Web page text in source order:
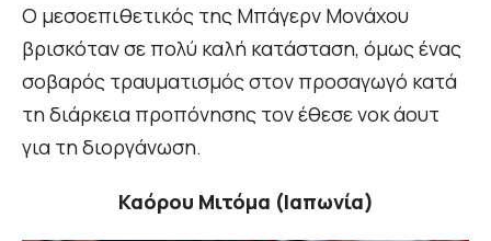
Ο μεσοεπιθετικός της Μπάγερν Μονάχου
βρισκόταν σε πολύ καλή κατάσταση, όμως ένας
σοβαρός τραυματισμός στον προσαγωγό κατά
τη διάρκεια προπόνησης τον έθεσε νοκ άουτ
για τη διοργάνωση.
Καόρου Μιτόμα (Ιαπωνία)